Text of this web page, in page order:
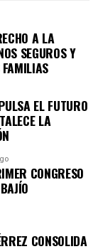
la ciudad,
Seguridad
Bajío,
y sociedad.
su
y la
más
para los
A LA
SEGUROS Y
EL FUTURO
LA
CONGRESO
CONSOLIDA